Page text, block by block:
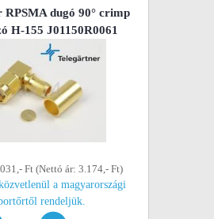
RPSMA dugó 90° crimp
H-155 J01150R0061
Ft (Nettó ár: 3.174,- Ft)
a magyarországi
rendeljük.